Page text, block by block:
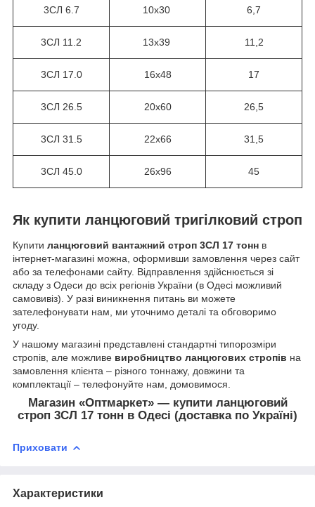
3СЛ 6.7 10х30 6,7
3СЛ 11.2 13х39 11,2
3СЛ 17.0 16х48 17
3СЛ 26.5 20х60 26,5
3СЛ 31.5 22х66 31,5
3СЛ 45.0 26х96 45
Як купити ланцюговий тригілковий строп
Купити ланцюговий вантажний строп 3СЛ 17 тонн в
інтернет-магазині можна, оформивши замовлення через сайт
або за телефонами сайту. Відправлення здійснюється зі
складу з Одеси до всіх регіонів України (в Одесі можливий
самовивіз). У разі виникнення питань ви можете
зателефонувати нам, ми уточнимо деталі та обговоримо
угоду.
У нашому магазині представлені стандартні типорозміри
стропів, але можливе виробництво ланцюгових стропів на
замовлення клієнта – різного тоннажу, довжини та
комплектації – телефонуйте нам, домовимося.
Магазин «Оптмаркет» — купити ланцюговий
строп 3СЛ 17 тонн в Одесі (доставка по Україні)
Приховати
Характеристики